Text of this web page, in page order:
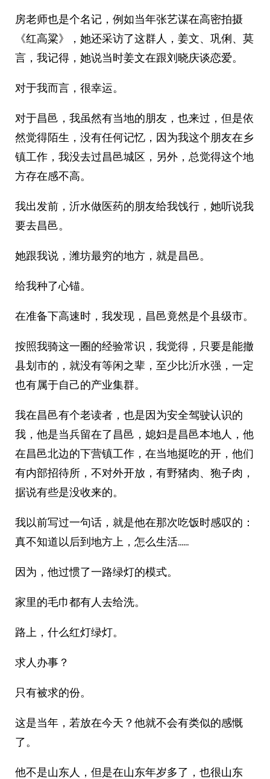
房老师也是个名记，例如当年张艺谋在高密拍摄
《红高粱》，她还采访了这群人，姜文、巩俐、莫
言，我记得，她说当时姜文在跟刘晓庆谈恋爱。
对于我而言，很幸运。
对于昌邑，我虽然有当地的朋友，也来过，但是依
然觉得陌生，没有任何记忆，因为我这个朋友在乡
镇工作，我没去过昌邑城区，另外，总觉得这个地
方存在感不高。
我出发前，沂水做医药的朋友给我饯行，她听说我
要去昌邑。
她跟我说，潍坊最穷的地方，就是昌邑。
给我种了心锚。
在准备下高速时，我发现，昌邑竟然是个县级市。
按照我骑这一圈的经验常识，我觉得，只要是能撤
县划市的，就没有等闲之辈，至少比沂水强，一定
也有属于自己的产业集群。
我在昌邑有个老读者，也是因为安全驾驶认识的
我，他是当兵留在了昌邑，媳妇是昌邑本地人，他
在昌邑北边的下营镇工作，在当地挺吃的开，他们
有内部招待所，不对外开放，有野猪肉、狍子肉，
据说有些是没收来的。
我以前写过一句话，就是他在那次吃饭时感叹的：
真不知道以后到地方上，怎么生活……
因为，他过惯了一路绿灯的模式。
家里的毛巾都有人去给洗。
路上，什么红灯绿灯。
求人办事？
只有被求的份。
这是当年，若放在今天？他就不会有类似的感慨
了。
他不是山东人，但是在山东年岁多了，也很山东